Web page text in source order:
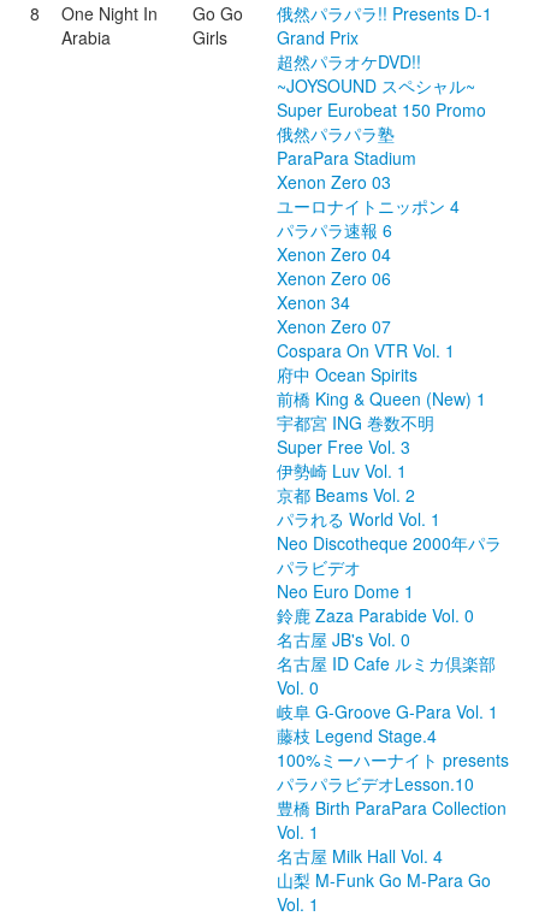
8
One Night In
Arabia
Go Go
Girls
俄然パラパラ!! Presents D-1
Grand Prix
超然パラオケDVD!!
~JOYSOUND スペシャル~
Super Eurobeat 150 Promo
俄然パラパラ塾
ParaPara Stadium
Xenon Zero 03
ユーロナイトニッポン 4
パラパラ速報 6
Xenon Zero 04
Xenon Zero 06
Xenon 34
Xenon Zero 07
Cospara On VTR Vol. 1
府中 Ocean Spirits
前橋 King & Queen (New) 1
宇都宮 ING 巻数不明
Super Free Vol. 3
伊勢崎 Luv Vol. 1
京都 Beams Vol. 2
パラれる World Vol. 1
Neo Discotheque 2000年パラ
パラビデオ
Neo Euro Dome 1
鈴鹿 Zaza Parabide Vol. 0
名古屋 JB's Vol. 0
名古屋 ID Cafe ルミカ倶楽部
Vol. 0
岐阜 G-Groove G-Para Vol. 1
藤枝 Legend Stage.4
100%ミーハーナイト presents
パラパラビデオLesson.10
豊橋 Birth ParaPara Collection
Vol. 1
名古屋 Milk Hall Vol. 4
山梨 M-Funk Go M-Para Go
Vol. 1